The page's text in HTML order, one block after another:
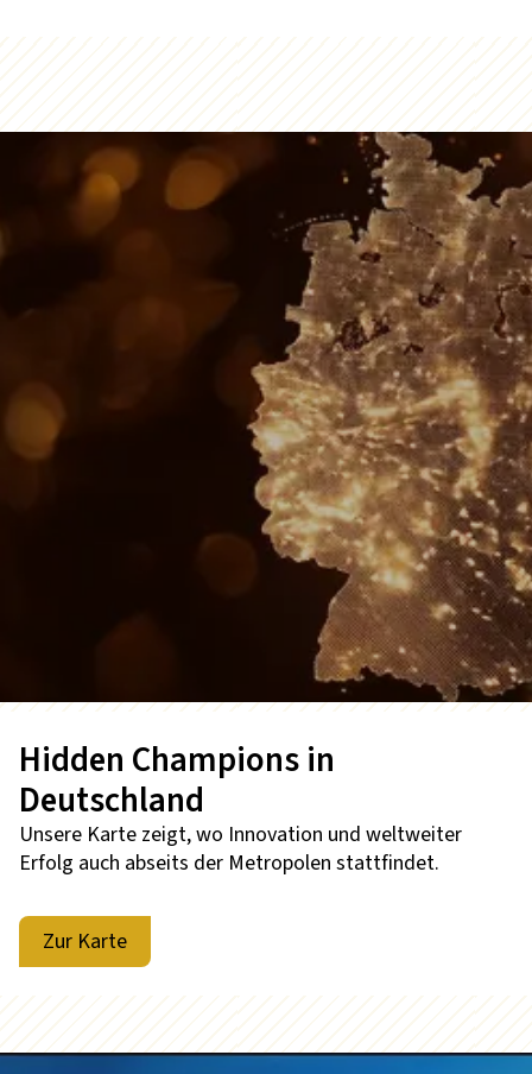
Hidden Champions in
Deutschland
Unsere Karte zeigt, wo Innovation und weltweiter
Erfolg auch abseits der Metropolen stattfindet.
Zur Karte